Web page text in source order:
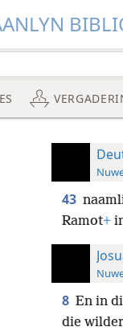
43
Ramot+
8 En in
die